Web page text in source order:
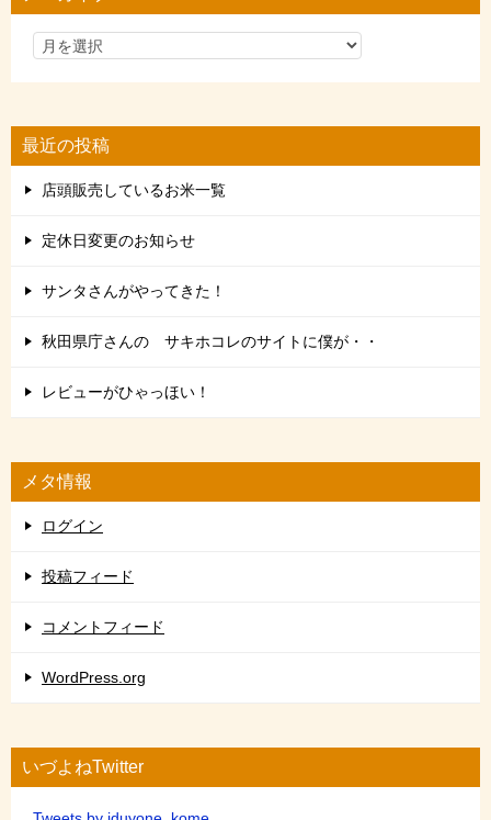
最近の投稿
店頭販売しているお米一覧
定休日変更のお知らせ
サンタさんがやってきた！
秋田県庁さんの サキホコレのサイトに僕が・・
レビューがひゃっほい！
メタ情報
ログイン
投稿フィード
コメントフィード
WordPress.org
いづよねTwitter